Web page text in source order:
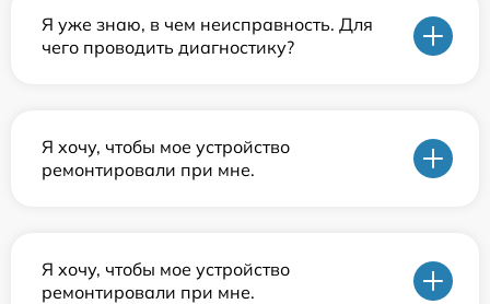
Я уже знаю, в чем неисправность. Для
чего проводить диагностику?
Я хочу, чтобы мое устройство
ремонтировали при мне.
Я хочу, чтобы мое устройство
ремонтировали при мне.